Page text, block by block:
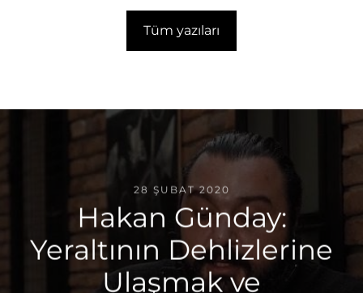
Tüm yazıları
28 ŞUBAT 2020
Hakan Günday:
Yeraltının Dehlizlerine
Ulaşmak ve